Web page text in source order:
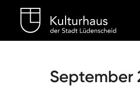
September